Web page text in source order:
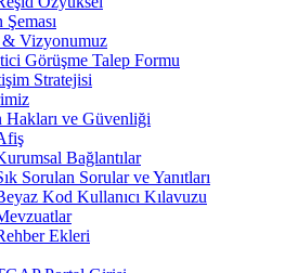
Vizyonumuz
Görüşme Talep Formu
Stratejisi
Hakları ve Güvenliği
Bağlantılar
Sorulan Sorular ve Yanıtları
Kod Kullanıcı Kılavuzu
Ekleri